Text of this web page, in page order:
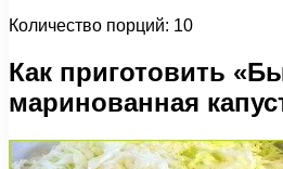
Количество порций: 10
Как приготовить
маринованная